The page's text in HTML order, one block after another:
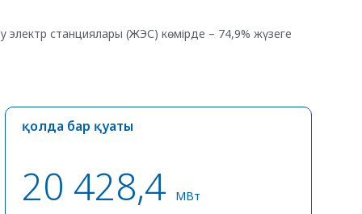
станциялары (ЖЭС) көмірде – 74,9% жүзеге
қолда бар қуаты
20 428,4 МВт